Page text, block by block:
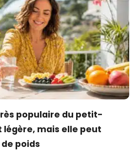
populaire du petit-
mais elle peut
poids